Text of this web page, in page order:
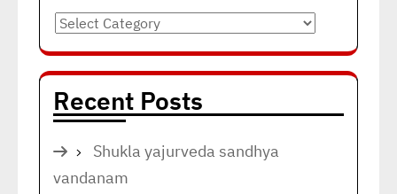
Categories
Recent Posts
Shukla yajurveda sandhya
vandanam